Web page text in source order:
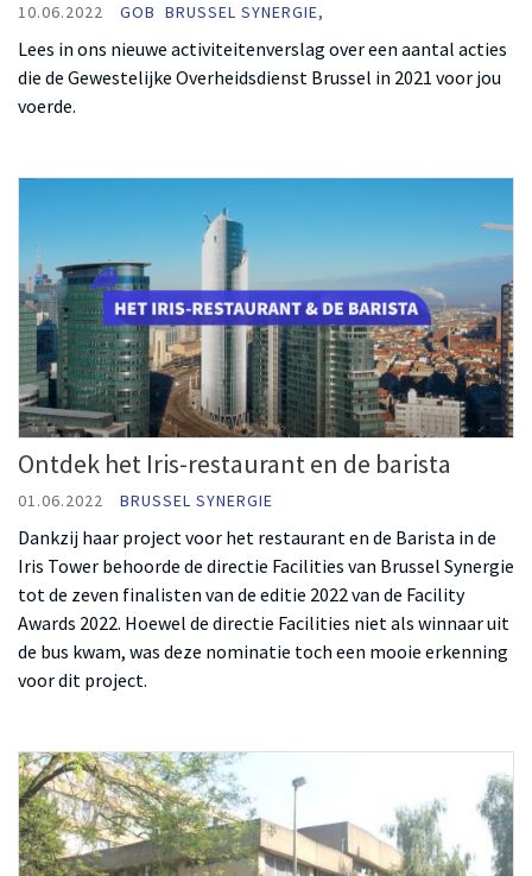
10.06.2022 GOB BRUSSEL SYNERGIE,
Lees in ons nieuwe activiteitenverslag over een aantal acties
die de Gewestelijke Overheidsdienst Brussel in 2021 voor jou
voerde.
Ontdek het Iris-restaurant en de barista
01.06.2022 BRUSSEL SYNERGIE
Dankzij haar project voor het restaurant en de Barista in de
Iris Tower behoorde de directie Facilities van Brussel Synergie
tot de zeven finalisten van de editie 2022 van de Facility
Awards 2022. Hoewel de directie Facilities niet als winnaar uit
de bus kwam, was deze nominatie toch een mooie erkenning
voor dit project.